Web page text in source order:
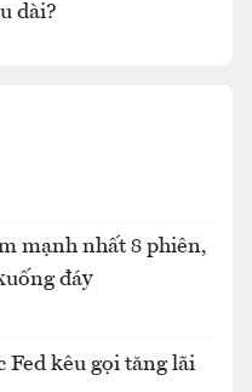
dài?
mạnh nhất 8 phiên,
đáy
Fed kêu gọi tăng lãi